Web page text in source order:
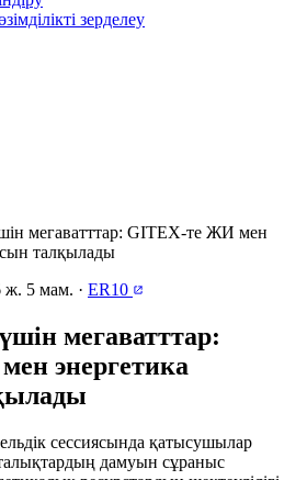
зерделеу
мегаватттар: GITEX-те ЖИ мен
талқылады
ж. 5 мам. · ER10
мегаватттар:
энергетика
сессиясында қатысушылар
дамуын сұраныс